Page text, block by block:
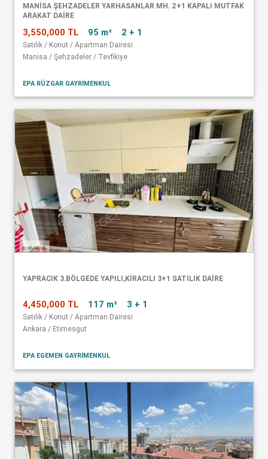
MANISA ŞEHZADELER YARHASANLAR MH. 2+1 KAPALI MUTFAK
ARAKAT DAIRE
3,550,000 TL 95 m² 2 + 1
Satılık / Konut / Apartman Dairesi
Manisa / Şehzadeler / Tevfikiye
EPA RÜZGAR GAYRİMENKUL
YAPRACIK 3.BÖLGEDE YAPILI,KİRACILI 3+1 SATILIK DAİRE
4,450,000 TL 117 m² 3 + 1
Satılık / Konut / Apartman Dairesi
Ankara / Etimesgut
EPA EGEMEN GAYRİMENKUL